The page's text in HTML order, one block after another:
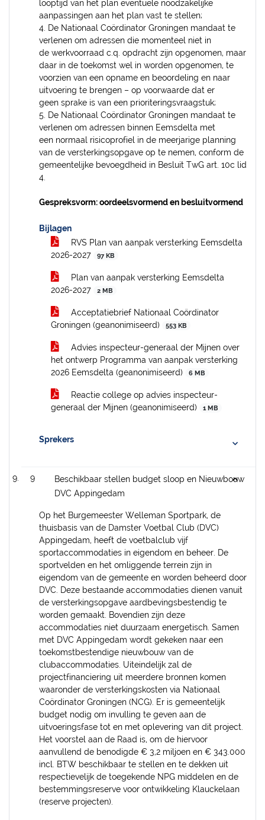
looptijd van het plan eventuele noodzakelijke
aanpassingen aan het plan vast te stellen;
4. De Nationaal Coördinator Groningen mandaat te
verlenen om adressen die momenteel niet in
de werkvoorraad c.q. opdracht zijn opgenomen, maar
daar in de toekomst wel in worden opgenomen, te
voorzien van een opname en beoordeling en naar
uitvoering te brengen – op voorwaarde dat er
geen sprake is van een prioriteringsvraagstuk;
5. De Nationaal Coördinator Groningen mandaat te
verlenen om adressen binnen Eemsdelta met
een normaal risicoprofiel in de meerjarige planning
van de versterkingsopgave op te nemen, conform de
gemeentelijke bevoegdheid in Besluit TwG art. 10c lid
4.
Gespreksvorm: oordeelsvormend en besluitvormend
Bijlagen
RVS Plan van aanpak versterking Eemsdelta
2026-2027
97 KB
Plan van aanpak versterking Eemsdelta
2026-2027
2 MB
Acceptatiebrief Nationaal Coördinator
Groningen (geanonimiseerd)
553 KB
Advies inspecteur-generaal der Mijnen over
het ontwerp Programma van aanpak versterking
2026 Eemsdelta (geanonimiseerd)
6 MB
Reactie college op advies inspecteur-
generaal der Mijnen (geanonimiseerd)
1 MB
Sprekers
9
Beschikbaar stellen budget sloop en Nieuwbouw
DVC Appingedam
Op het Burgemeester Welleman Sportpark, de
thuisbasis van de Damster Voetbal Club (DVC)
Appingedam, heeft de voetbalclub vijf
sportaccommodaties in eigendom en beheer. De
sportvelden en het omliggende terrein zijn in
eigendom van de gemeente en worden beheerd door
DVC. Deze bestaande accommodaties dienen vanuit
de versterkingsopgave aardbevingsbestendig te
worden gemaakt. Bovendien zijn deze
accommodaties niet duurzaam energetisch. Samen
met DVC Appingedam wordt gekeken naar een
toekomstbestendige nieuwbouw van de
clubaccommodaties. Uiteindelijk zal de
projectfinanciering uit meerdere bronnen komen
waaronder de versterkingskosten via Nationaal
Coördinator Groningen (NCG). Er is gemeentelijk
budget nodig om invulling te geven aan de
uitvoeringsfase tot en met oplevering van dit project.
Het voorstel aan de Raad is, om de hiervoor
aanvullend de benodigde € 3,2 miljoen en € 343.000
incl. BTW beschikbaar te stellen en te dekken uit
respectievelijk de toegekende NPG middelen en de
bestemmingsreserve voor ontwikkeling Klauckelaan
(reserve projecten).